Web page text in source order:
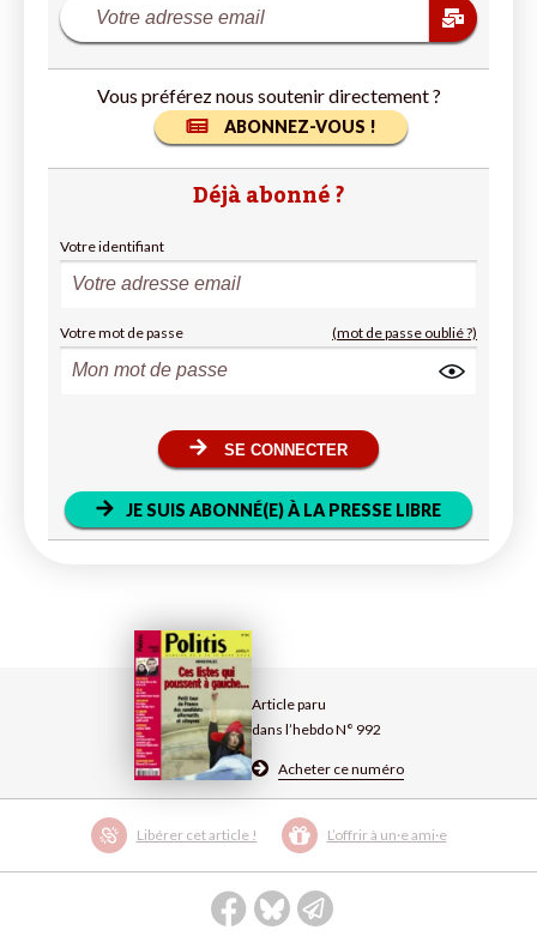
Article paru
dans l’hebdo N° 992
Acheter ce numéro
Libérer cet article ! L’offrir à un·e ami·e
Vous préférez nous soutenir directement ?
ABONNEZ-VOUS !
Déjà abonné ?
Votre identifiant
Votre mot de passe (mot de passe oublié ?)
SE CONNECTER
JE SUIS ABONNÉ(E) À LA PRESSE LIBRE